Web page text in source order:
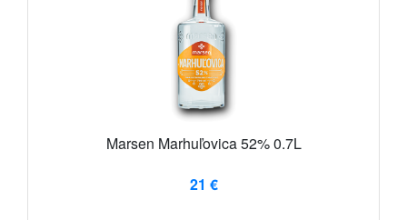
Marsen Marhuľovica 52% 0.7L
21 €